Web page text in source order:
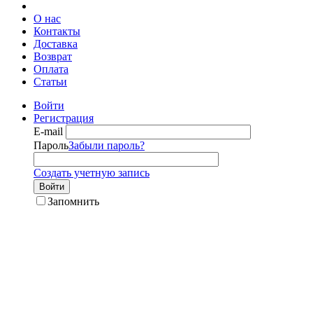
О нас
Контакты
Доставка
Возврат
Оплата
Статьи
Войти
Регистрация
E-mail
ПарольЗабыли пароль?
Создать учетную запись
Войти
Запомнить